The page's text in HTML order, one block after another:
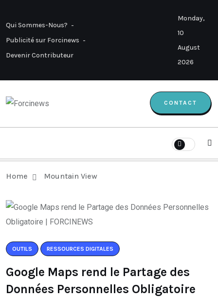
Qui Sommes-Nous?
Publicité sur Forcinews
Devenir Contributeur
Monday,
10
August
2026
CONTACT
Home Mountain View
OUTILS RESSOURCES DIGITALES
Google Maps rend le Partage des
Données Personnelles Obligatoire